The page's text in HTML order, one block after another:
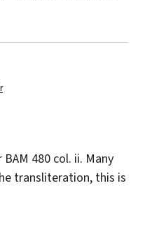
480 col. ii. Many
transliteration, this is